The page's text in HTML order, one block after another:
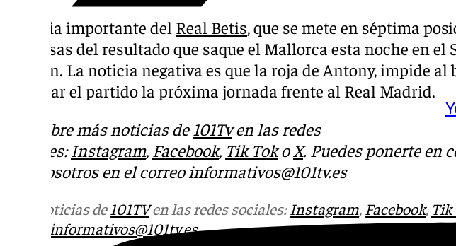
Victoria importante del Real Betis, que se mete en séptima
expensas del resultado que saque el Mallorca esta noche en el
Pizjuán. La noticia negativa es que la roja de Antony, impide al
disputar el partido la próxima jornada frente al Real Madrid.
Descubre más noticias de 101Tven las redes
sociales: Instagram, Facebook, Tik Toko X. Puedes ponerte en
con nosotros en el correo informativos@101tv.es
Más noticias de 101TVen las redes sociales: Instagram, Facebook, Tik
informativos@101tv.es